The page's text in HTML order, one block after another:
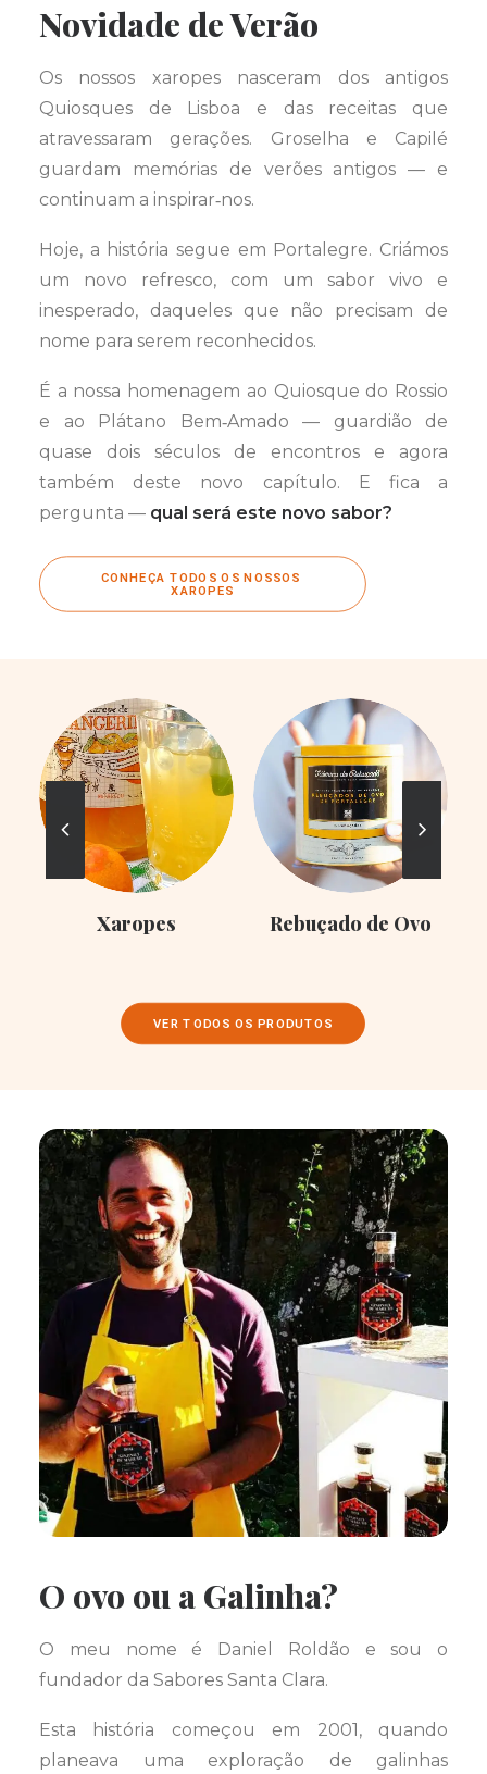
Novidade de Verão
Os nossos xaropes nasceram dos antigos
Quiosques de Lisboa e das receitas que
atravessaram gerações. Groselha e Capilé
guardam memórias de verões antigos — e
continuam a inspirar‑nos.
Hoje, a história segue em Portalegre. Criámos
um novo refresco, com um sabor vivo e
inesperado, daqueles que não precisam de
nome para serem reconhecidos.
É a nossa homenagem ao Quiosque do Rossio
e ao Plátano Bem‑Amado — guardião de
quase dois séculos de encontros e agora
também deste novo capítulo. E fica a
pergunta — qual será este novo sabor?
CONHEÇA TODOS OS NOSSOS
XAROPES
Xaropes Rebuçado de Ovo
VER TODOS OS PRODUTOS
O ovo ou a Galinha?
O meu nome é Daniel Roldão e sou o
fundador da Sabores Santa Clara.
Esta história começou em 2001, quando
planeava uma exploração de galinhas